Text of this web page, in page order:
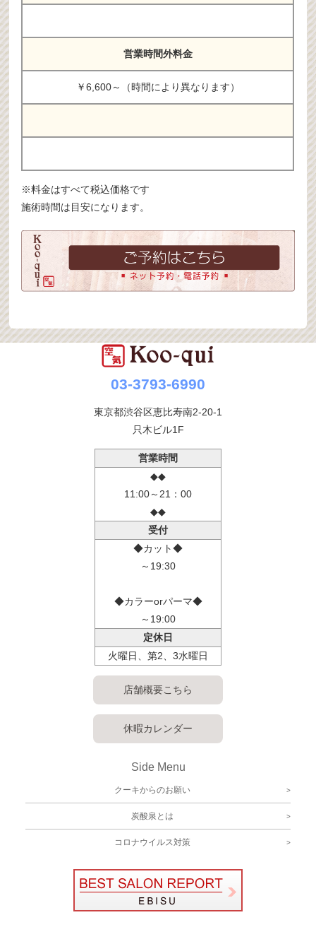
営業時間外料金
￥6,600～（時間により異なります）
※料金はすべて税込価格です
施術時間は目安になります。
03-3793-6990
東京都渋谷区恵比寿南2-20-1
只木ビル1F
営業時間
◆◆
11:00～21：00
◆◆
受付
◆カット◆
～19:30
◆カラーorパーマ◆
～19:00
定休日
火曜日、第2、3水曜日
店舗概要こちら
休暇カレンダー
Side Menu
クーキからのお願い
炭酸泉とは
コロナウイルス対策